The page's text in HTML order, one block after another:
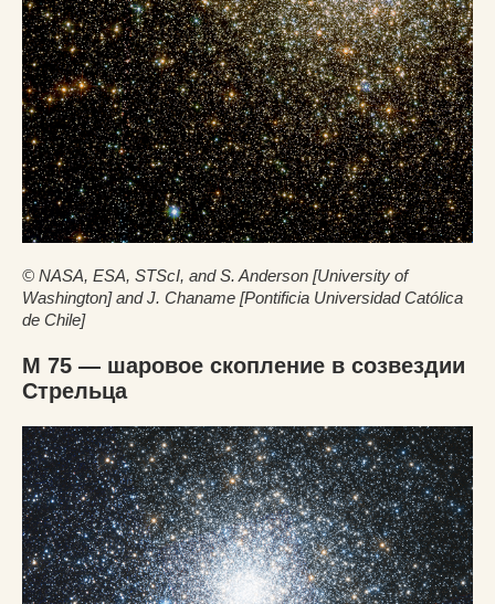
© NASA, ESA, STScI, and S. Anderson [University of
Washington] and J. Chaname [Pontificia Universidad Católica
de Chile]
M 75 — шаровое скопление в созвездии
Стрельца